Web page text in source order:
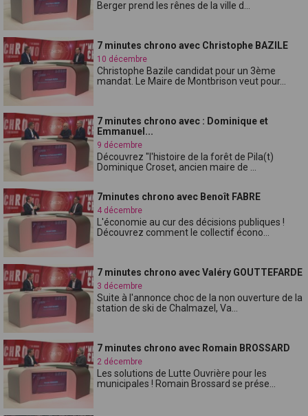
Berger prend les rênes de la ville d...
7 minutes chrono avec Christophe BAZILE
10 décembre
Christophe Bazile candidat pour un 3ème
mandat. Le Maire de Montbrison veut pour...
7 minutes chrono avec : Dominique et
Emmanuel...
9 décembre
Découvrez "l'histoire de la forêt de Pila(t)
Dominique Croset, ancien maire de ...
7minutes chrono avec Benoît FABRE
4 décembre
L'économie au cur des décisions publiques !
Découvrez comment le collectif écono...
7 minutes chrono avec Valéry GOUTTEFARDE
3 décembre
Suite à l'annonce choc de la non ouverture de la
station de ski de Chalmazel, Va...
7 minutes chrono avec Romain BROSSARD
2 décembre
Les solutions de Lutte Ouvrière pour les
municipales ! Romain Brossard se prése...